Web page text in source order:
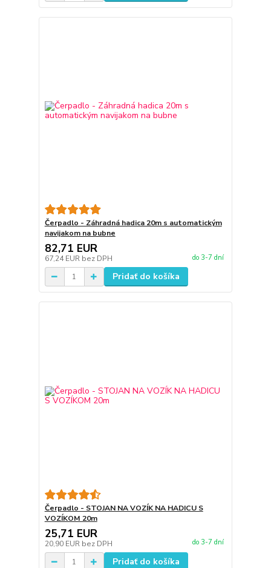
Čerpadlo - Záhradná hadica 20m s automatickým
navijakom na bubne
82,71 EUR
67,24 EUR bez DPH do 3-7 dní
Pridať do košíka
Čerpadlo - STOJAN NA VOZÍK NA HADICU S
VOZÍKOM 20m
25,71 EUR
20,90 EUR bez DPH do 3-7 dní
Pridať do košíka